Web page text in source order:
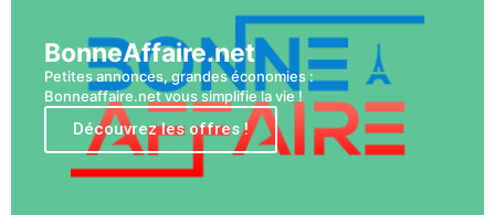
BonneAffaire.net
Petites annonces, grandes économies :
Bonneaffaire.net vous simplifie la vie !
Découvrez les offres !